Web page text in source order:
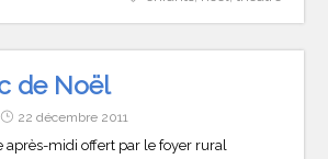
de Noël
22 décembre 2011
après-midi offert par le foyer rural